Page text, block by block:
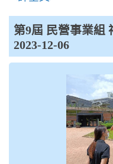
第9屆 民營事業組
2023-12-06